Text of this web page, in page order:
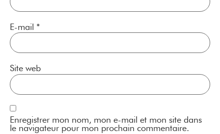
E-mail *
Site web
Enregistrer mon nom, mon e-mail et mon site dans
le navigateur pour mon prochain commentaire.